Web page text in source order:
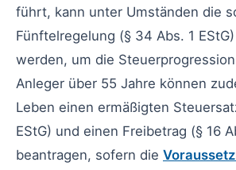
führt, kann unter Umständen die
Fünftelregelung (§ 34 Abs. 1
werden, um die
Anleger über 55 Jahre können
Leben einen ermäßigten
EStG) und einen Freibetrag (§ 16
beantragen, sofern die